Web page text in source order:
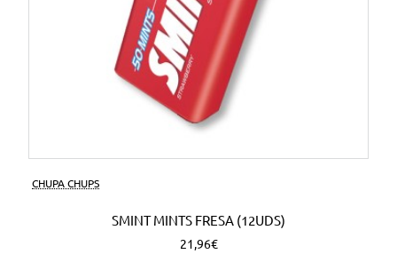
CHUPA CHUPS
SMINT MINTS FRESA (12UDS)
21,96€